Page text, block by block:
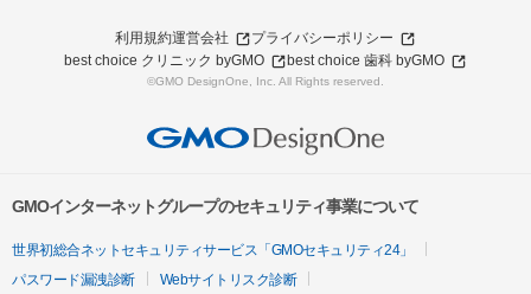
利用規約運営会社
プライバシーポリシー
best choice クリニック byGMO
best choice 歯科 byGMO
©GMO DesignOne, Inc. All Rights reserved.
GMOインターネットグループのセキュリティ事業について
世界初総合ネットセキュリティサービス「GMOセキュリティ24」
パスワード漏洩診断
Webサイトリスク診断